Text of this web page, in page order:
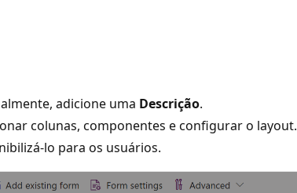
adicione uma Descrição.
colunas, componentes e configurar o layout.
lo para os usuários.